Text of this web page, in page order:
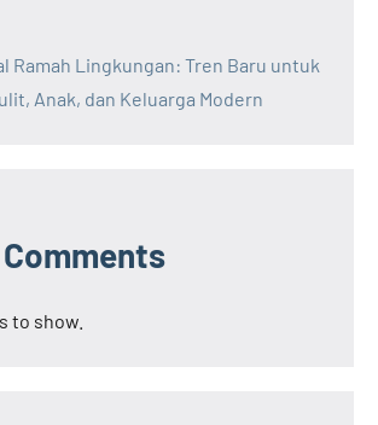
Ramah Lingkungan: Tren Baru untuk
Anak, dan Keluarga Modern
to show.